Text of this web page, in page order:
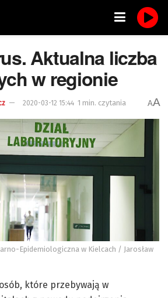
Aktualna liczba
w regionie
2020-03-12 15:44 1 min. czytania AA
Epidemiologiczna w Kielcach / Jarosław
które przebywają w